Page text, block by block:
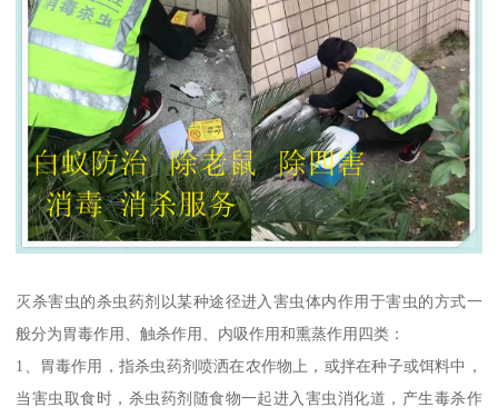
灭杀害虫的杀虫药剂以某种途径进入害虫体内作用于害虫的方式一
般分为胃毒作用、触杀作用、内吸作用和熏蒸作用四类：
1、胃毒作用，指杀虫药剂喷洒在农作物上，或拌在种子或饵料中，
当害虫取食时，杀虫药剂随食物一起进入害虫消化道，产生毒杀作